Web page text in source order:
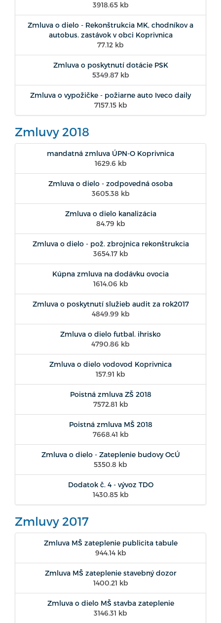
3918.65 kb
Zmluva o dielo - Rekonštrukcia MK, chodníkov a
autobus. zastávok v obci Koprivnica
77.12 kb
Zmluva o poskytnutí dotácie PSK
5349.87 kb
Zmluva o vypožičke - požiarne auto Iveco daily
7157.15 kb
Zmluvy 2018
mandatná zmluva ÚPN-O Koprivnica
1629.6 kb
Zmluva o dielo - zodpovedná osoba
3605.38 kb
Zmluva o dielo kanalizácia
84.79 kb
Zmluva o dielo - pož. zbrojnica rekonštrukcia
3654.17 kb
Kúpna zmluva na dodávku ovocia
1614.06 kb
Zmluva o poskytnutí služieb audit za rok2017
4849.99 kb
Zmluva o dielo futbal. ihrisko
4790.86 kb
Zmluva o dielo vodovod Koprivnica
157.91 kb
Poistná zmluva ZŠ 2018
7572.81 kb
Poistná zmluva MŠ 2018
7668.41 kb
Zmluva o dielo - Zateplenie budovy OcÚ
5350.8 kb
Dodatok č. 4 - vývoz TDO
1430.85 kb
Zmluvy 2017
Zmluva MŠ zateplenie publicita tabule
944.14 kb
Zmluva MŠ zateplenie stavebný dozor
1400.21 kb
Zmluva o dielo MŠ stavba zateplenie
3146.31 kb